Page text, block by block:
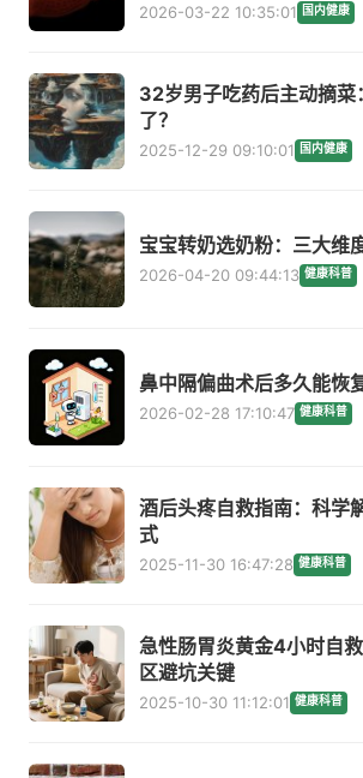
2026-03-22 10:35:01 国内健康
32岁男子吃药后主动摘菜
了？
2025-12-29 09:10:01 国内健康
宝宝转奶选奶粉：三大维
2026-04-20 09:44:13 健康科普
鼻中隔偏曲术后多久能恢
2026-02-28 17:10:47 健康科普
酒后头疼自救指南：科学
式
2025-11-30 16:47:28 健康科普
急性肠胃炎黄金4小时自
区避坑关键
2025-10-30 11:12:01 健康科普